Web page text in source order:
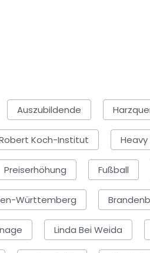
Auszubildende
Koch-Institut
Preiserhöhung Fußball
Württemberg
Linda Bei Weida